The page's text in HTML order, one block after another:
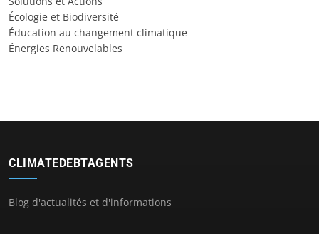
Écologie et Biodiversité
Éducation au changement climatique
Énergies Renouvelables
CLIMATEDEBTAGENTS
Blog d'actualités et d'informations